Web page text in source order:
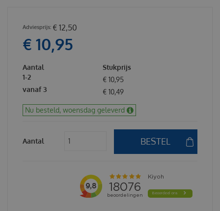
€ 12,50
€ 10,95
Aantal
Stukprijs
1-2
€ 10,95
vanaf 3
€ 10,49
Nu besteld, woensdag geleverd
Aantal